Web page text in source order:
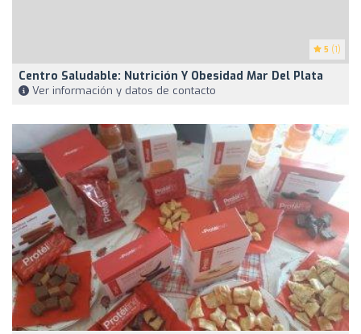
5 (1)
Centro Saludable: Nutrición Y Obesidad Mar Del Plata
Ver información y datos de contacto